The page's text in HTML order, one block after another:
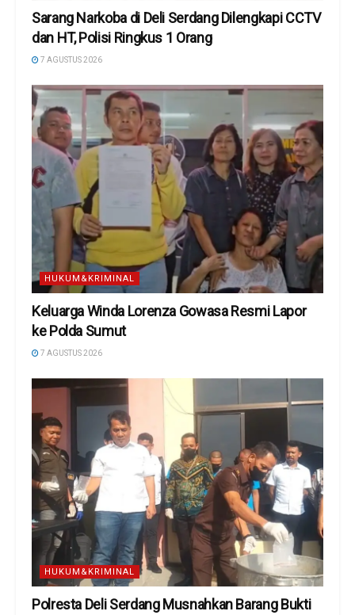
Sarang Narkoba di Deli Serdang Dilengkapi CCTV
dan HT, Polisi Ringkus 1 Orang
7 AGUSTUS 2026
HUKUM&KRIMINAL
Keluarga Winda Lorenza Gowasa Resmi Lapor
ke Polda Sumut
7 AGUSTUS 2026
HUKUM&KRIMINAL
Polresta Deli Serdang Musnahkan Barang Bukti